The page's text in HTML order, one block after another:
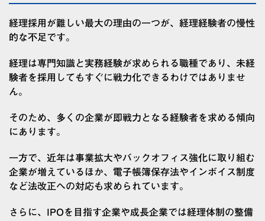
経理採用が難しい最大の理由の一つが、経理経験者の慢性
的な不足です。
経理は専門知識と実務経験が求められる職種であり、未経
験者を採用してもすぐに戦力化できるわけではありませ
ん。
そのため、多くの企業が即戦力となる経験者を求める傾向
にあります。
一方で、近年は事業拡大やバックオフィス強化に取り組む
企業が増えているほか、電子帳簿保存法やインボイス制度
など法改正への対応も求められています。
さらに、IPOを目指す企業や成長企業では経理体制の整備